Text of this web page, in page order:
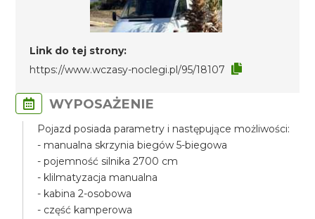
Link do tej strony:
https://www.wczasy-noclegi.pl/95/18107
WYPOSAŻENIE
Pojazd posiada parametry i następujące możliwości:
- manualna skrzynia biegów 5-biegowa
- pojemność silnika 2700 cm
- klilmatyzacja manualna
- kabina 2-osobowa
- część kamperowa